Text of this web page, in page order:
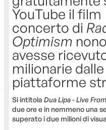
YouTube il film
concerto di
Optimism
avesse
milionarie dalle
piattaforme
Si intitolaDua Lipa - Live
due ore e in nemmeno una
superato i due milioni di